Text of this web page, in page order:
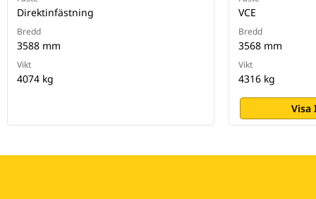
Direktinfästning
Bredd
3588 mm
Vikt
4074 kg
VCE
Bredd
3568 mm
Vikt
4316 kg
Visa